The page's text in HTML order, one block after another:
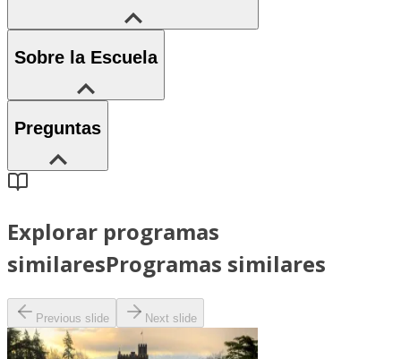
Sobre la Escuela
Preguntas
Explorar programas
similaresProgramas similares
Previous slide Next slide